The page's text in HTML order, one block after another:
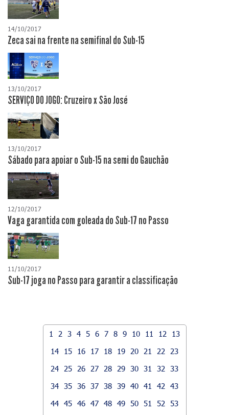
14/10/2017
Zeca sai na frente na semifinal do Sub-15
13/10/2017
SERVIÇO DO JOGO: Cruzeiro x São José
13/10/2017
Sábado para apoiar o Sub-15 na semi do Gauchão
12/10/2017
Vaga garantida com goleada do Sub-17 no Passo
11/10/2017
Sub-17 joga no Passo para garantir a classificação
1 2 3 4 5 6 7 8 9 10 11 12
13
14
15 16 17 18 19 20 21 22
23
24
25 26 27 28 29 30 31 32
33
34 35 36 37 38 39 40 41 42
43
44 45 46 47 48 49 50 51 52
53